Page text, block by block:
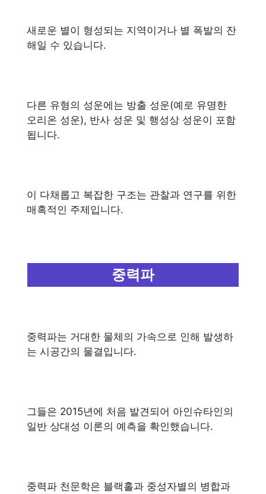
새로운 별이 형성되는 지역이거나 별 폭발의 잔
해일 수 있습니다.
다른 유형의 성운에는 방출 성운(예로 유명한
오리온 성운), 반사 성운 및 행성상 성운이 포함
됩니다.
이 다채롭고 복잡한 구조는 관찰과 연구를 위한
매혹적인 주제입니다.
중력파
중력파는 거대한 물체의 가속으로 인해 발생하
는 시공간의 물결입니다.
그들은 2015년에 처음 발견되어 아인슈타인의
일반 상대성 이론의 예측을 확인했습니다.
중력파 천문학은 블랙홀과 중성자별의 병합과